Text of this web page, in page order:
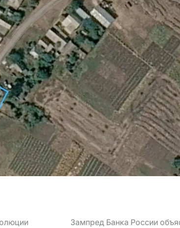
Зампред Банка России